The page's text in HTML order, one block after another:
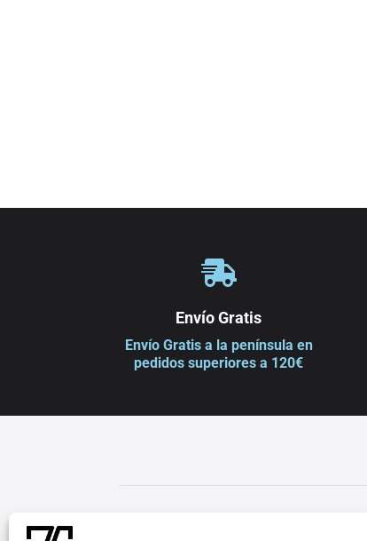

Envío Gratis
Envío Gratis a la península en
pedidos superiores a 120€